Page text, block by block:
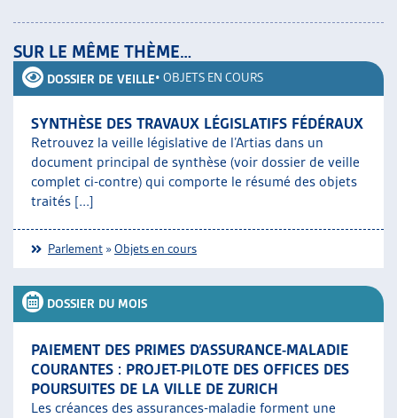
SUR LE MÊME THÈME…
DOSSIER DE VEILLE• OBJETS EN COURS
SYNTHÈSE DES TRAVAUX LÉGISLATIFS FÉDÉRAUX
Retrouvez la veille législative de l’Artias dans un
document principal de synthèse (voir dossier de veille
complet ci-contre) qui comporte le résumé des objets
traités [...]
Parlement »Objets en cours
DOSSIER DU MOIS
PAIEMENT DES PRIMES D’ASSURANCE-MALADIE
COURANTES : PROJET-PILOTE DES OFFICES DES
POURSUITES DE LA VILLE DE ZURICH
Les créances des assurances-maladie forment une